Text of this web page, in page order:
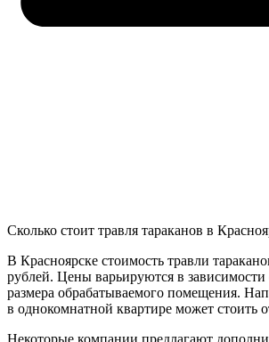
Сколько стоит травля тараканов в
В Красноярске стоимость травли
рублей. Цены варьируются в
размера обрабатываемого помещения.
в однокомнатной квартире может стоить
Некоторые компании предлагают